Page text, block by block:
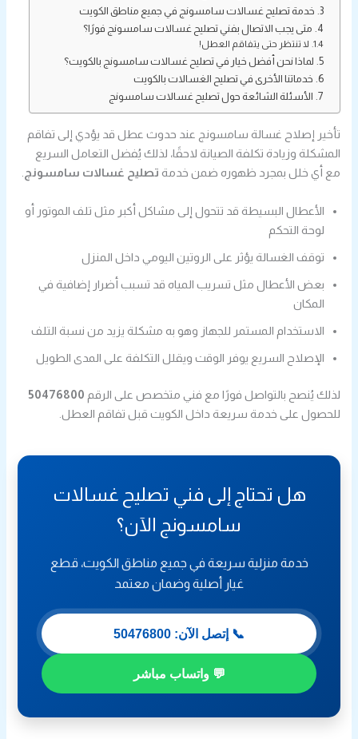
خدمة تصليح غسالات سامسونج في جميع مناطق الكويت
متى يجب الاتصال بفني تصليح غسالات سامسونج فورًا؟
لا تنتظر حتى يتفاقم العطل!
لماذا نحن أفضل خيار في تصليح غسالات سامسونج بالكويت؟
خدماتنا الأخرى في تصليح الغسالات بالكويت
الأسئلة الشائعة حول تصليح غسالات سامسونج
تأخير إصلاح غسالة سامسونج عند حدوث عطل قد يؤدي إلى تفاقم
المشكلة وزيادة تكلفة الصيانة لاحقًا، لذلك يُفضل التعامل السريع
مع أي خلل بمجرد ظهوره ضمن خدمة تصليح غسالات سامسونج.
الأعطال البسيطة قد تتحول إلى مشاكل أكبر مثل تلف الموتور أو
لوحة التحكم
توقف الغسالة يؤثر على الروتين اليومي داخل المنزل
بعض الأعطال مثل تسريب المياه قد تسبب أضرار إضافية في
المكان
الاستخدام المستمر للجهاز وهو به مشكلة يزيد من نسبة التلف
الإصلاح السريع يوفر الوقت ويقلل التكلفة على المدى الطويل
لذلك يُنصح بالتواصل فورًا مع فني متخصص على الرقم 50476800
للحصول على خدمة سريعة داخل الكويت قبل تفاقم العطل.
هل تحتاج إلى فني تصليح غسالات
سامسونج الآن؟
خدمة منزلية سريعة في جميع مناطق الكويت، قطع
غيار أصلية وضمان معتمد
📞 إتصل الآن: 50476800
💬 واتساب مباشر